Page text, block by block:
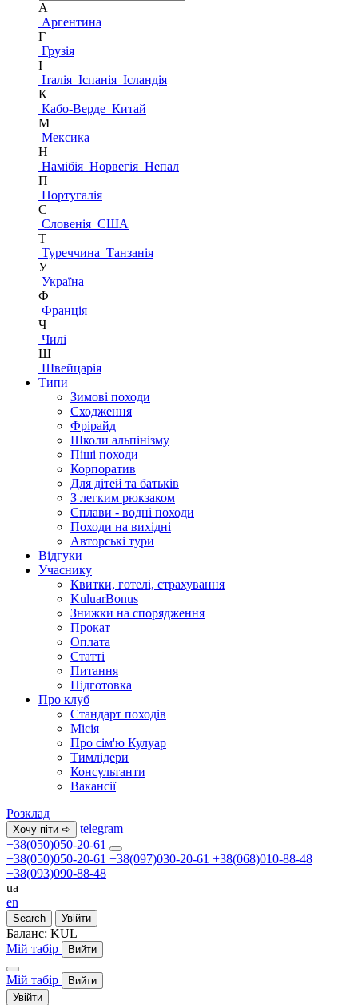
А
Аргентина
Г
Грузія
І
Італія Іспанія Ісландія
К
Кабо-Верде Китай
М
Мексика
Н
Намібія Норвегія Непал
П
Португалія
С
Словенія США
Т
Туреччина Танзанія
У
Україна
Ф
Франція
Ч
Чилі
Ш
Швейцарія
Типи
Зимові походи
Сходження
Фрірайд
Школи альпінізму
Піші походи
Корпоратив
Для дітей та батьків
З легким рюкзаком
Сплави - водні походи
Походи на вихідні
Авторські тури
Відгуки
Учаснику
Квитки, готелі, страхування
KuluarBonus
Знижки на спорядження
Прокат
Оплата
Статті
Питання
Підготовка
Про клуб
Стандарт походів
Місія
Про сім'ю Кулуар
Тимлідери
Консультанти
Вакансії
Розклад
Хочу піти ➪
telegram
+38(050)050-20-61
+38(050)050-20-61 +38(097)030-20-61 +38(068)010-88-48
+38(093)090-88-48
ua
en
Search Увійти
Баланс: KUL
Мій табір
Вийти
Мій табір
Вийти
Увійти